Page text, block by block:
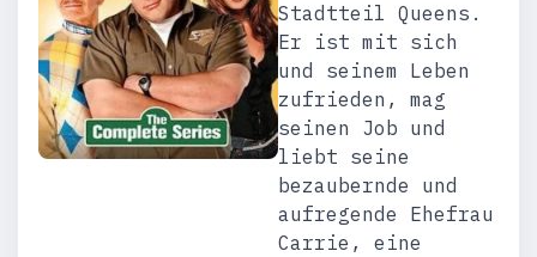
Stadtteil Queens.
Er ist mit sich
und seinem Leben
zufrieden, mag
seinen Job und
liebt seine
bezaubernde und
aufregende Ehefrau
Carrie, eine